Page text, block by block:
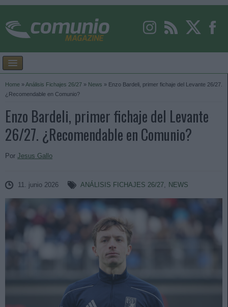
Home »Análisis Fichajes 26/27 » News » Enzo Bardeli, primer fichaje del Levante 26/27.
¿Recomendable en Comunio?
Enzo Bardeli, primer fichaje del Levante
26/27. ¿Recomendable en Comunio?
Por Jesus Gallo
11. junio 2026 ANÁLISIS FICHAJES 26/27, NEWS